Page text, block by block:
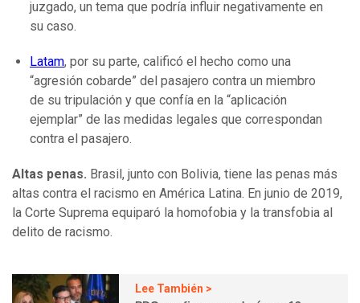
juzgado, un tema que podría influir negativamente en
su caso.
Latam, por su parte, calificó el hecho como una
“agresión cobarde” del pasajero contra un miembro
de su tripulación y que confía en la “aplicación
ejemplar” de las medidas legales que correspondan
contra el pasajero.
Altas penas. Brasil, junto con Bolivia, tiene las penas más
altas contra el racismo en América Latina. En junio de 2019,
la Corte Suprema equiparó la homofobia y la transfobia al
delito de racismo.
Lee También >